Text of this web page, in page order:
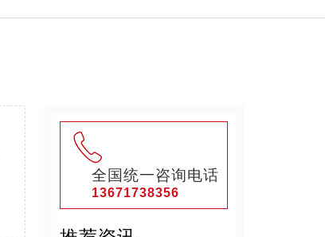
全国统一咨询电话
13671738356